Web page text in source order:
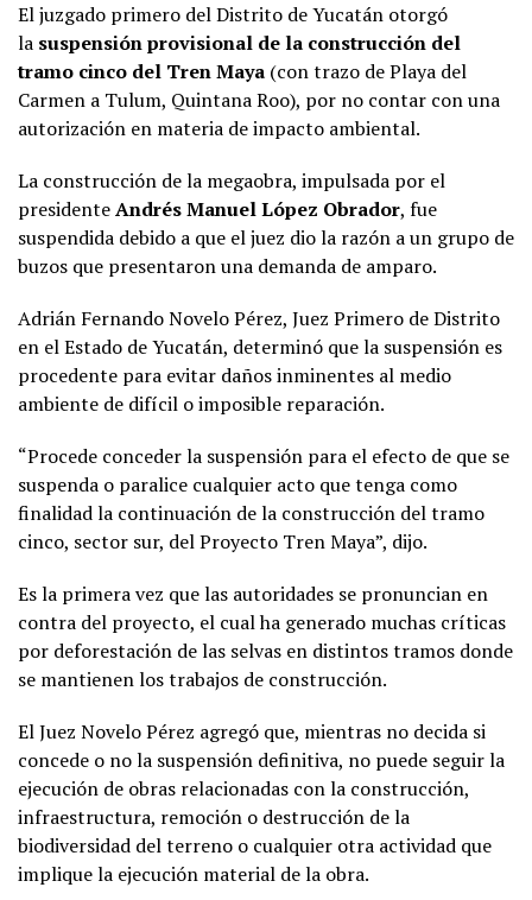
El juzgado primero del Distrito de Yucatán otorgó
la suspensión provisional de la construcción del
tramo cinco del Tren Maya (con trazo de Playa del
Carmen a Tulum, Quintana Roo), por no contar con una
autorización en materia de impacto ambiental.
La construcción de la megaobra, impulsada por el
presidenteAndrés Manuel López Obrador, fue
suspendida debido a que el juez dio la razón a un grupo de
buzos que presentaron una demanda de amparo.
Adrián Fernando Novelo Pérez, Juez Primero de Distrito
en el Estado de Yucatán, determinó que la suspensión es
procedente para evitar daños inminentes al medio
ambiente de difícil o imposible reparación.
“Procede conceder la suspensión para el efecto de que se
suspenda o paralice cualquier acto que tenga como
finalidad la continuación de la construcción del tramo
cinco, sector sur, del Proyecto Tren Maya”, dijo.
Es la primera vez que las autoridades se pronuncian en
contra del proyecto, el cual ha generado muchas críticas
por deforestación de las selvas en distintos tramos donde
se mantienen los trabajos de construcción.
El Juez Novelo Pérez agregó que, mientras no decida si
concede o no la suspensión definitiva, no puede seguir la
ejecución de obras relacionadas con la construcción,
infraestructura, remoción o destrucción de la
biodiversidad del terreno o cualquier otra actividad que
implique la ejecución material de la obra.